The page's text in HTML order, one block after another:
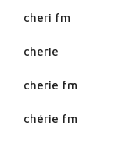
cheri fm
cherie
cherie fm
chérie fm